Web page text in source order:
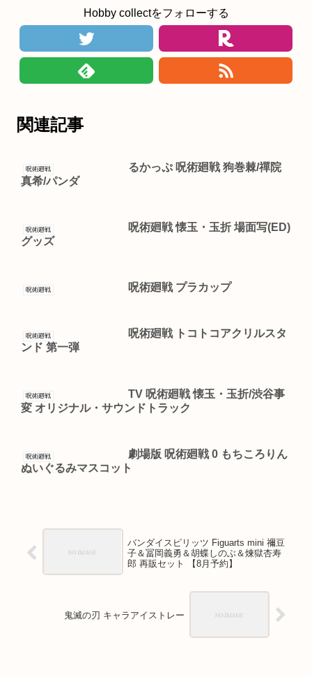
Hobby collectをフォローする
関連記事
呪術廻戦
るかっぷ 呪術廻戦 狗巻棘/禪院
真希/パンダ
呪術廻戦
呪術廻戦 懐玉・玉折 場面写(ED)
グッズ
呪術廻戦 呪術廻戦 プラカップ
呪術廻戦
呪術廻戦 トコトコアクリルスタ
ンド 第一弾
呪術廻戦
TV 呪術廻戦 懐玉・玉折/渋谷事
変 オリジナル・サウンドトラック
呪術廻戦
劇場版 呪術廻戦 0 もちころりん
ぬいぐるみマスコット
バンダイスピリッツ Figuarts mini 禰豆
子＆冨岡義勇＆胡蝶しのぶ＆煉獄杏寿
郎 再販セット 【8月予約】
鬼滅の刃 キャラアイストレー